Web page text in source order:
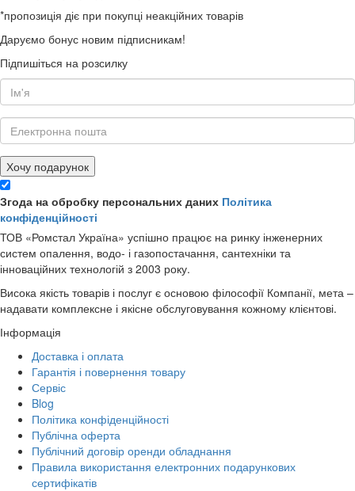
*пропозиція діє при покупці неакційних товарів
Даруємо бонус новим підписникам!
Підпишіться на розсилку
Хочу подарунок
Згода на обробку персональних даних Політика
конфіденційності
ТОВ «Ромстал Україна» успішно працює на ринку інженерних
систем опалення, водо- і газопостачання, сантехніки та
інноваційних технологій з 2003 року.
Висока якість товарів і послуг є основою філософії Компанії, мета –
надавати комплексне і якісне обслуговування кожному клієнтові.
Інформація
Доставка і оплата
Гарантія і повернення товару
Сервіс
Blog
Політика конфіденційності
Публічна оферта
Публічний договір оренди обладнання
Правила використання електронних подарункових
сертифікатів